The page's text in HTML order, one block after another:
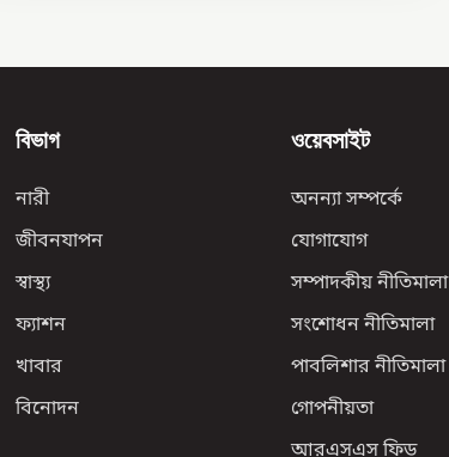
বিভাগ
নারী
জীবনযাপন
স্বাস্থ্য
ফ্যাশন
খাবার
বিনোদন
ওয়েবসাইট
অনন্যা সম্পর্কে
যোগাযোগ
সম্পাদকীয় নীতিমালা
সংশোধন নীতিমালা
পাবলিশার নীতিমালা
গোপনীয়তা
আরএসএস ফিড